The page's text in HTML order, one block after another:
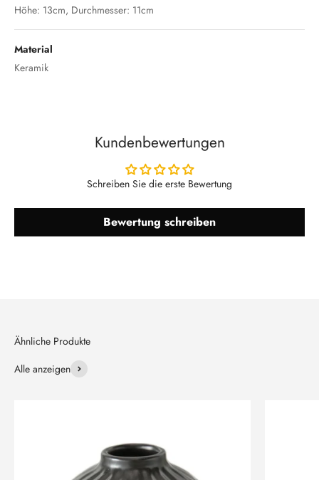
Höhe: 13cm, Durchmesser: 11cm
Material
Keramik
Kundenbewertungen
Schreiben Sie die erste Bewertung
Bewertung schreiben
Alle anzeigen